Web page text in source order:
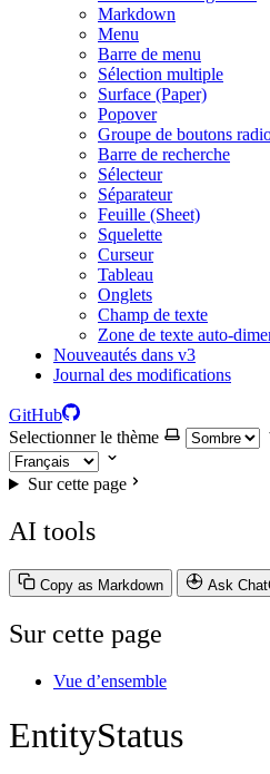
Markdown
Menu
Barre de menu
Sélection multiple
Surface (Paper)
Popover
Groupe de boutons
Barre de recherche
Sélecteur
Séparateur
Feuille (Sheet)
Squelette
Curseur
Tableau
Onglets
Champ de texte
Zone de texte auto-
Nouveautés dans v3
Journal des modifications
GitHub
Selectionner le thème
Sur cette page
AI tools
Copy as Markdown Ask
Sur cette page
Vue d’ensemble
EntityStatus